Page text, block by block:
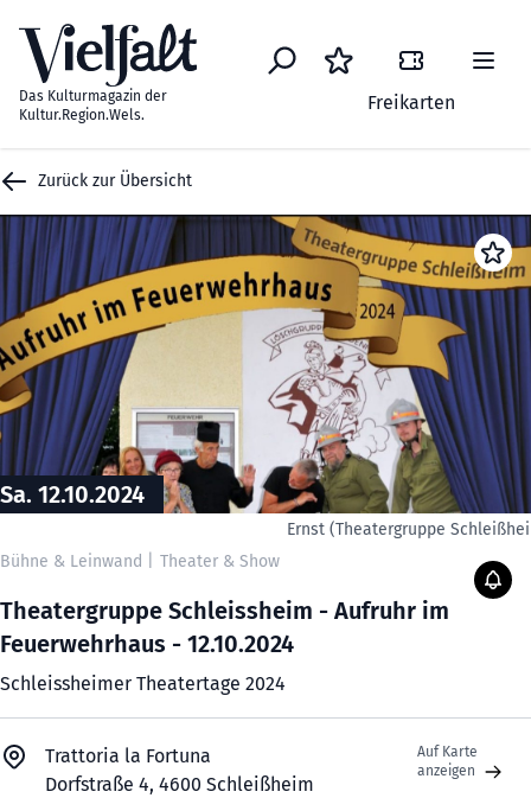
Das Kulturmagazin der
Kultur.Region.Wels.
Freikarten
Zurück zur Übersicht
Sa. 12.10.2024
Ernst (Theatergruppe
Bühne & Leinwand
Theater & Show
Theatergruppe Schleissheim - Aufruhr im
Feuerwehrhaus - 12.10.2024
Schleissheimer Theatertage 2024
Trattoria la Fortuna
Dorfstraße 4, 4600 Schleißheim
Auf Karte
anzeigen